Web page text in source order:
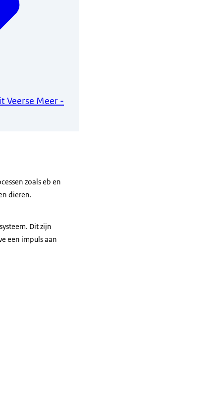
Veerse Meer -
zoals eb en
dieren.
Dit zijn
een impuls aan